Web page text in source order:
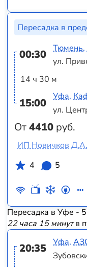
Пересадка в
00:30
14 ч 30 м
15:00
От4410 руб.
ул.
Уфа,
ул.
ИП Новичков Д.А.
4
5
Пересадка в Уфе -
22 часа 15 минутв
20:35
Уфа,